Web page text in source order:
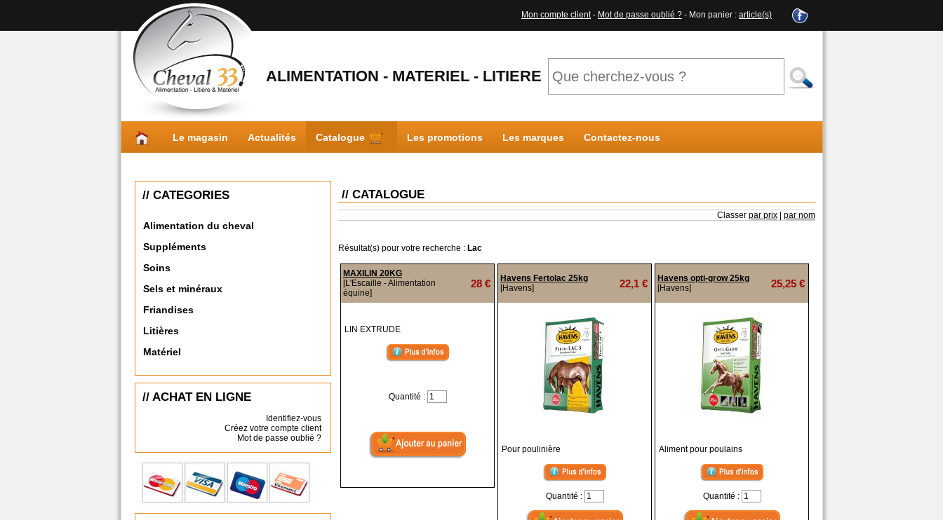
Mon compte client- Mot de passe oublié ? - Mon panier : article(s)
ALIMENTATION - MATERIEL - LITIERE
Le magasin Actualités Catalogue Les promotions Les marques Contactez-nous
// CATEGORIES
Alimentation du cheval
Suppléments
Soins
Sels et minéraux
Friandises
Litières
Matériel
// ACHAT EN LIGNE
Identifiez-vous
Créez votre compte client
Mot de passe oublié ?
// CATALOGUE
Classer par prix par nom
Résultat(s) pour votre recherche : Lac
MAXILIN 20KG
[L'Escaille - Alimentation
équine]
28 €
LIN EXTRUDE
Quantité :
Havens Fertolac 25kg
[Havens]
22,1 €
Pour poulinière
Quantité :
Havens opti-grow 25kg
[Havens]
25,25 €
Aliment pour poulains
Quantité :